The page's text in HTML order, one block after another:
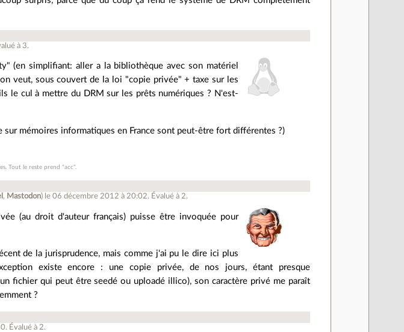
à 3.
(en simplifiant: aller a la bibliothèque avec son matériel
veut, sous couvert de la loi "copie privée" + taxe sur les
le cul à mettre du DRM sur les prêts numériques ? N'est-
mémoires informatiques en France sont peut-être fort différentes ?)
Tout le reste prend "acc".
, Mastodon) le 06 décembre 2012 à 20:02. Évalué à2.
(au droit d'auteur français) puisse être invoquée pour
de la jurisprudence, mais comme j'ai pu le dire ici plus
existe encore : une copie privée, de nos jours, étant presque
fichier qui peut être seedé ou uploadé illico), son caractère privé me paraît
?
. Évalué à 2.